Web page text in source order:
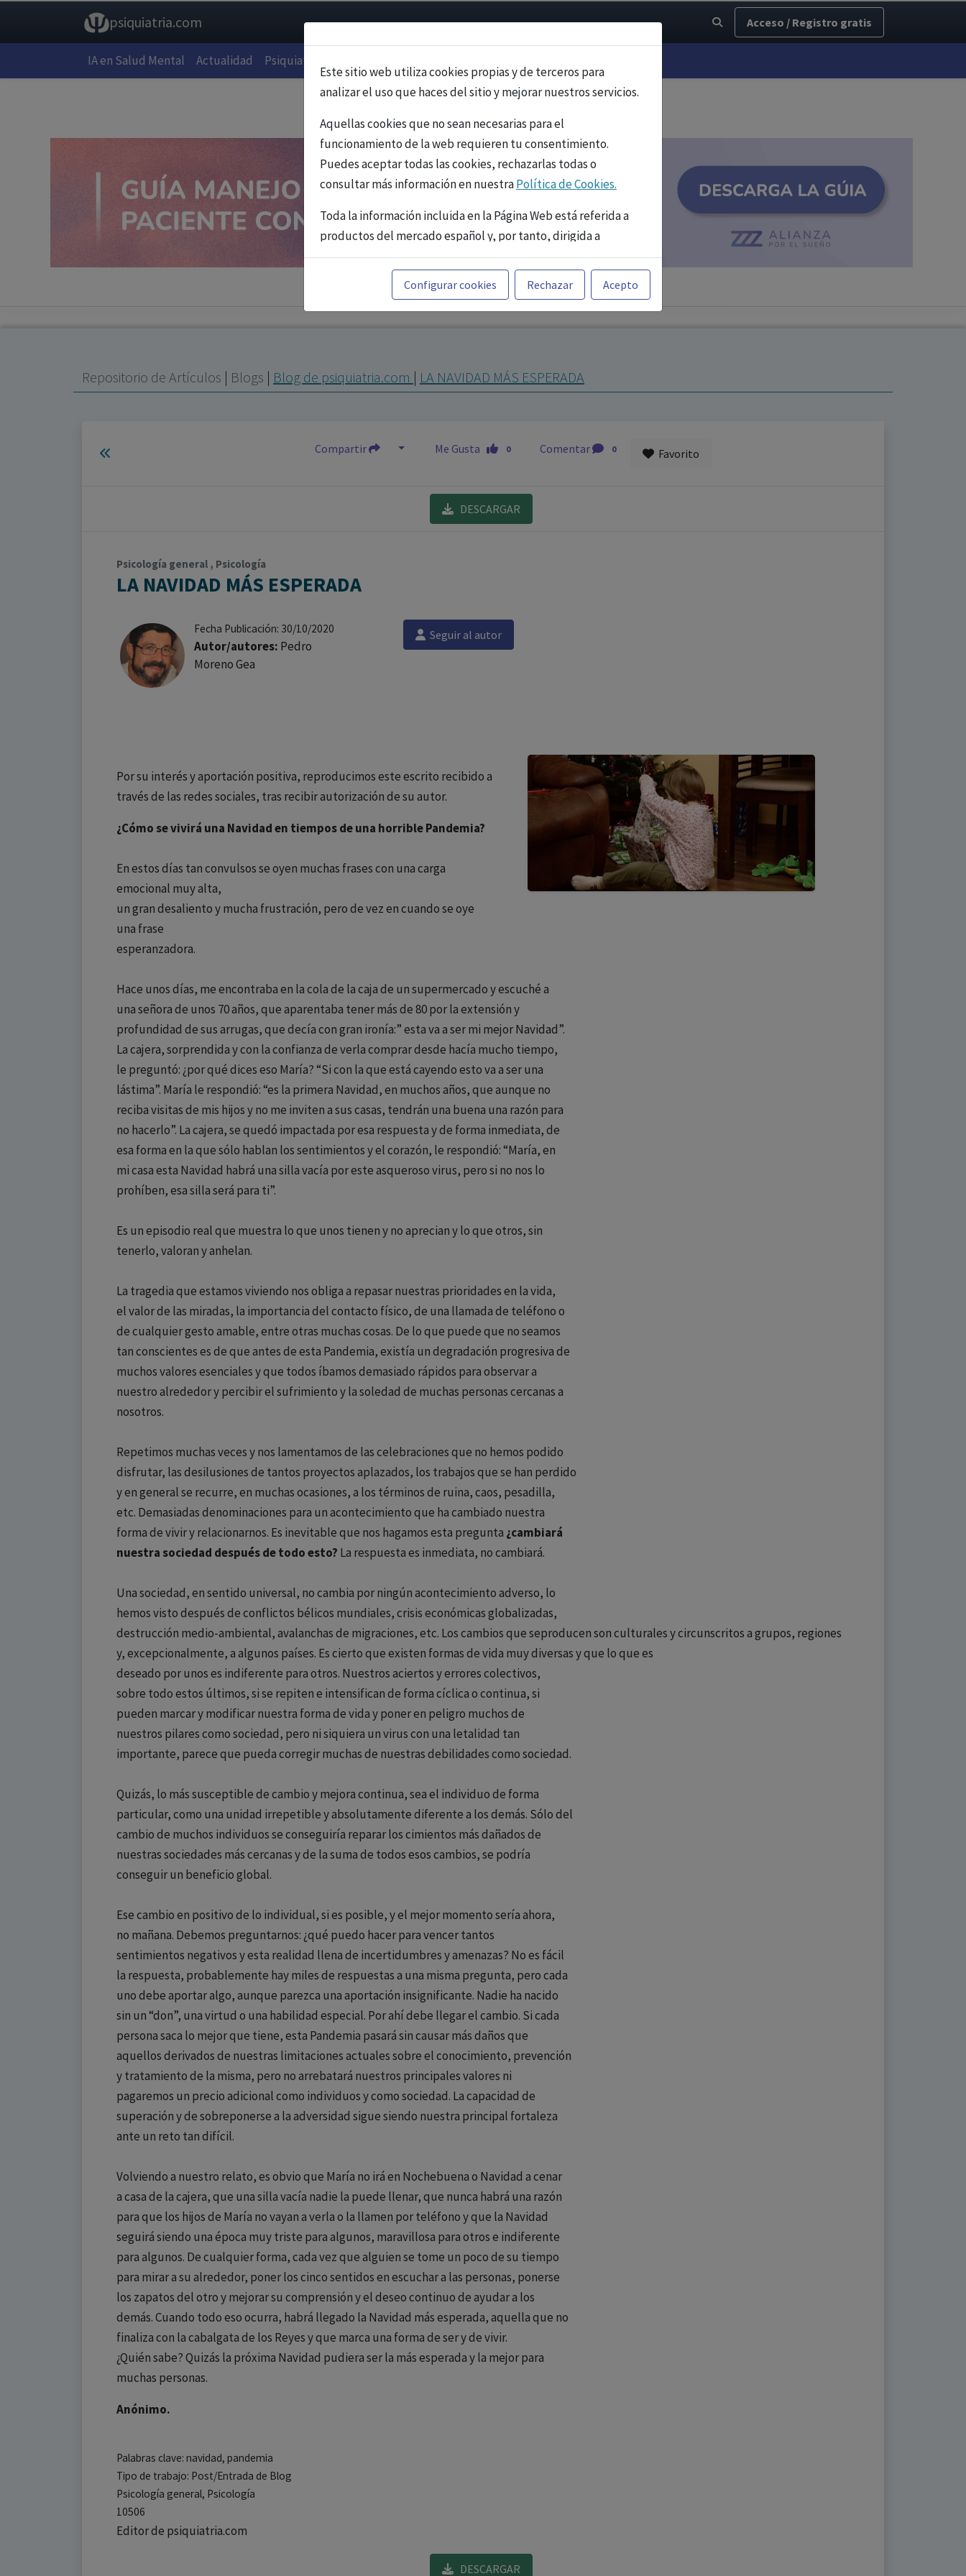
psiquiatria.com Acceso / Registro gratis
IA en Salud Mental Actualidad Psiquiatría
Este sitio web utiliza cookies propias y de terceros para
analizar el uso que haces del sitio y mejorar nuestros servicios.
Aquellas cookies que no sean necesarias para el
funcionamiento de la web requieren tu consentimiento.
Puedes aceptar todas las cookies, rechazarlas todas o
consultar más información en nuestraPolítica de Cookies.
Toda la información incluida en la Página Web está referida a
productos del mercado español y, por tanto, dirigida a
profesionales sanitarios legalmente facultados para
prescribir o dispensar medicamentos con ejercicio
profesional. La información técnica de los fármacos se facilita
a título meramente informativo, siendo responsabilidad de
a las necesidades del paciente.
Configurar cookies Rechazar Acepto
Repositorio de Artículos | Blogs | Blog de psiquiatria.com | LA NAVIDAD MÁS ESPERADA
Compartir Me Gusta 0 Comentar 0 Favorito
DESCARGAR
Psicología general , Psicología
LA NAVIDAD MÁS ESPERADA
Fecha Publicación: 30/10/2020
Autor/autores: Pedro
Moreno Gea
Seguir al autor
Por su interés y aportación positiva, reproducimos este escrito recibido a
través de las redes sociales, tras recibir autorización de su autor.
¿Cómo se vivirá una Navidad en tiempos de una horrible Pandemia?
En estos días tan convulsos se oyen muchas frases con una carga
emocional muy alta,
un gran desaliento y mucha frustración, pero de vez en cuando se oye
una frase
esperanzadora.
Hace unos días, me encontraba en la cola de la caja de un supermercado y escuché a
una señora de unos 70 años, que aparentaba tener más de 80 por la extensión y
profundidad de sus arrugas, que decía con gran ironía:” esta va a ser mi mejor Navidad”.
La cajera, sorprendida y con la confianza de verla comprar desde hacía mucho tiempo,
le preguntó: ¿por qué dices eso María? “Si con la que está cayendo esto va a ser una
lástima”. María le respondió: “es la primera Navidad, en muchos años, que aunque no
reciba visitas de mis hijos y no me inviten a sus casas, tendrán una buena una razón para
no hacerlo”. La cajera, se quedó impactada por esa respuesta y de forma inmediata, de
esa forma en la que sólo hablan los sentimientos y el corazón, le respondió: “María, en
mi casa esta Navidad habrá una silla vacía por este asqueroso virus, pero si no nos lo
prohíben, esa silla será para ti”.
Es un episodio real que muestra lo que unos tienen y no aprecian y lo que otros, sin
tenerlo, valoran y anhelan.
La tragedia que estamos viviendo nos obliga a repasar nuestras prioridades en la vida,
el valor de las miradas, la importancia del contacto físico, de una llamada de teléfono o
de cualquier gesto amable, entre otras muchas cosas. De lo que puede que no seamos
tan conscientes es de que antes de esta Pandemia, existía un degradación progresiva de
muchos valores esenciales y que todos íbamos demasiado rápidos para observar a
nuestro alrededor y percibir el sufrimiento y la soledad de muchas personas cercanas a
nosotros.
Repetimos muchas veces y nos lamentamos de las celebraciones que no hemos podido
disfrutar, las desilusiones de tantos proyectos aplazados, los trabajos que se han perdido
y en general se recurre, en muchas ocasiones, a los términos de ruina, caos, pesadilla,
etc. Demasiadas denominaciones para un acontecimiento que ha cambiado nuestra
forma de vivir y relacionarnos. Es inevitable que nos hagamos esta pregunta ¿cambiará
nuestra sociedad después de todo esto? La respuesta es inmediata, no cambiará.
Una sociedad, en sentido universal, no cambia por ningún acontecimiento adverso, lo
hemos visto después de conflictos bélicos mundiales, crisis económicas globalizadas,
destrucción medio-ambiental, avalanchas de migraciones, etc. Los cambios que seproducen son culturales y circunscritos a grupos, regiones
y, excepcionalmente, a algunos países. Es cierto que existen formas de vida muy diversas y que lo que es
deseado por unos es indiferente para otros. Nuestros aciertos y errores colectivos,
sobre todo estos últimos, si se repiten e intensifican de forma cíclica o continua, si
pueden marcar y modificar nuestra forma de vida y poner en peligro muchos de
nuestros pilares como sociedad, pero ni siquiera un virus con una letalidad tan
importante, parece que pueda corregir muchas de nuestras debilidades como sociedad.
Quizás, lo más susceptible de cambio y mejora continua, sea el individuo de forma
particular, como una unidad irrepetible y absolutamente diferente a los demás. Sólo del
cambio de muchos individuos se conseguiría reparar los cimientos más dañados de
nuestras sociedades más cercanas y de la suma de todos esos cambios, se podría
conseguir un beneficio global.
Ese cambio en positivo de lo individual, si es posible, y el mejor momento sería ahora,
no mañana. Debemos preguntarnos: ¿qué puedo hacer para vencer tantos
sentimientos negativos y esta realidad llena de incertidumbres y amenazas? No es fácil
la respuesta, probablemente hay miles de respuestas a una misma pregunta, pero cada
uno debe aportar algo, aunque parezca una aportación insignificante. Nadie ha nacido
sin un “don”, una virtud o una habilidad especial. Por ahí debe llegar el cambio. Si cada
persona saca lo mejor que tiene, esta Pandemia pasará sin causar más daños que
aquellos derivados de nuestras limitaciones actuales sobre el conocimiento, prevención
y tratamiento de la misma, pero no arrebatará nuestros principales valores ni
pagaremos un precio adicional como individuos y como sociedad. La capacidad de
superación y de sobreponerse a la adversidad sigue siendo nuestra principal fortaleza
ante un reto tan difícil.
Volviendo a nuestro relato, es obvio que María no irá en Nochebuena o Navidad a cenar
a casa de la cajera, que una silla vacía nadie la puede llenar, que nunca habrá una razón
para que los hijos de María no vayan a verla o la llamen por teléfono y que la Navidad
seguirá siendo una época muy triste para algunos, maravillosa para otros e indiferente
para algunos. De cualquier forma, cada vez que alguien se tome un poco de su tiempo
para mirar a su alrededor, poner los cinco sentidos en escuchar a las personas, ponerse
los zapatos del otro y mejorar su comprensión y el deseo continuo de ayudar a los
demás. Cuando todo eso ocurra, habrá llegado la Navidad más esperada, aquella que no
finaliza con la cabalgata de los Reyes y que marca una forma de ser y de vivir.
¿Quién sabe? Quizás la próxima Navidad pudiera ser la más esperada y la mejor para
muchas personas.
Anónimo.
Palabras clave: navidad, pandemia
Tipo de trabajo: Post/Entrada de Blog
Psicología general, Psicología
10506
Editor de psiquiatria.com
DESCARGAR